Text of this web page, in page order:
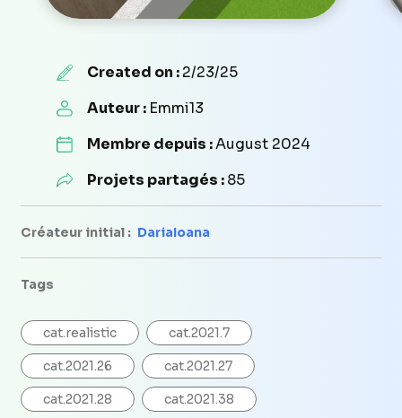
Created on :2/23/25
Auteur : Emmi13
Membre depuis :August 2024
Projets partagés :85
Créateur initial : DariaIoana
Tags
cat.realistic cat.2021.7
cat.2021.26 cat.2021.27
cat.2021.28 cat.2021.38